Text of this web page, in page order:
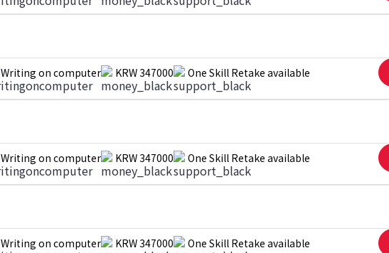
Writing on computer KRW 347000 One Skill Retake available
Writing on computer KRW 347000 One Skill Retake available
Writing on computer KRW 347000 One Skill Retake available